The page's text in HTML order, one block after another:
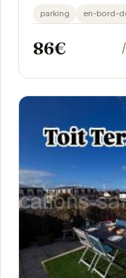
reposantes. Avec
parking en-bord-
86€